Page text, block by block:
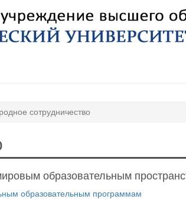
сотрудничество
образовательным
образовательным программам